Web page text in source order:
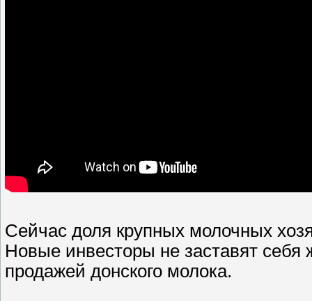
Сейчас доля крупных молочных
Новые инвесторы не заставят себя
продажей донского молока.